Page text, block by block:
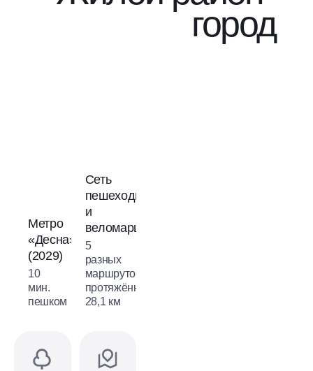
город
Метро
«Десна»
(2029)
10
мин.
пешком
Сеть
пешеходных
и
веломаршрутов
5
разных
маршрутов
протяжённостью
28,1 км